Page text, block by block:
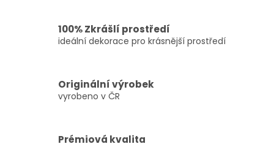
100% Zkrášlí prostředí
ideální dekorace pro krásnější prostředí
Originální výrobek
vyrobeno v ČR
Prémiová kvalita